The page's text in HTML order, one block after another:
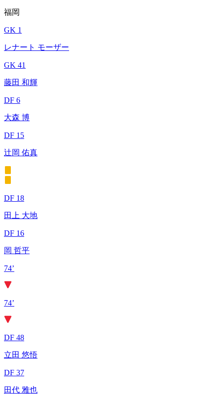
福岡
GK 1
レナート モーザー
GK 41
藤田 和輝
DF 6
大森 博
DF 15
辻岡 佑真
DF 18
田上 大地
DF 16
岡 哲平
74’
74’
DF 48
立田 悠悟
DF 37
田代 雅也